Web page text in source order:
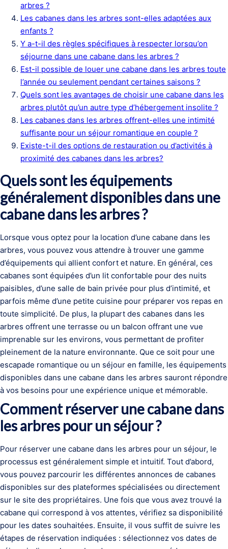
arbres ?
Les cabanes dans les arbres sont-elles adaptées aux
enfants ?
Y a-t-il des règles spécifiques à respecter lorsqu’on
séjourne dans une cabane dans les arbres ?
Est-il possible de louer une cabane dans les arbres toute
l’année ou seulement pendant certaines saisons ?
Quels sont les avantages de choisir une cabane dans les
arbres plutôt qu’un autre type d’hébergement insolite ?
Les cabanes dans les arbres offrent-elles une intimité
suffisante pour un séjour romantique en couple ?
Existe-t-il des options de restauration ou d’activités à
proximité des cabanes dans les arbres?
Quels sont les équipements
généralement disponibles dans une
cabane dans les arbres ?
Lorsque vous optez pour la location d’une cabane dans les
arbres, vous pouvez vous attendre à trouver une gamme
d’équipements qui allient confort et nature. En général, ces
cabanes sont équipées d’un lit confortable pour des nuits
paisibles, d’une salle de bain privée pour plus d’intimité, et
parfois même d’une petite cuisine pour préparer vos repas en
toute simplicité. De plus, la plupart des cabanes dans les
arbres offrent une terrasse ou un balcon offrant une vue
imprenable sur les environs, vous permettant de profiter
pleinement de la nature environnante. Que ce soit pour une
escapade romantique ou un séjour en famille, les équipements
disponibles dans une cabane dans les arbres sauront répondre
à vos besoins pour une expérience unique et mémorable.
Comment réserver une cabane dans
les arbres pour un séjour ?
Pour réserver une cabane dans les arbres pour un séjour, le
processus est généralement simple et intuitif. Tout d’abord,
vous pouvez parcourir les différentes annonces de cabanes
disponibles sur des plateformes spécialisées ou directement
sur le site des propriétaires. Une fois que vous avez trouvé la
cabane qui correspond à vos attentes, vérifiez sa disponibilité
pour les dates souhaitées. Ensuite, il vous suffit de suivre les
étapes de réservation indiquées : sélectionnez vos dates de